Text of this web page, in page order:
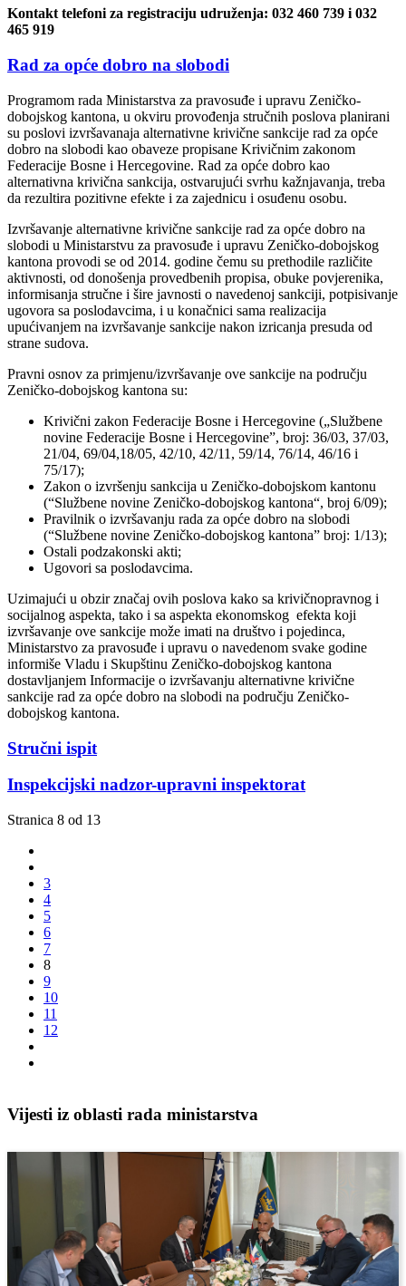
Kontakt telefoni za registraciju udruženja: 032 460 739 i 032
465 919
Rad za opće dobro na slobodi
Programom rada Ministarstva za pravosuđe i upravu Zeničko-
dobojskog kantona, u okviru provođenja stručnih poslova planirani
su poslovi izvršavanaja alternativne krivične sankcije rad za opće
dobro na slobodi kao obaveze propisane Krivičnim zakonom
Federacije Bosne i Hercegovine. Rad za opće dobro kao
alternativna krivična sankcija, ostvarujući svrhu kažnjavanja, treba
da rezultira pozitivne efekte i za zajednicu i osuđenu osobu.
Izvršavanje alternativne krivične sankcije rad za opće dobro na
slobodi u Ministarstvu za pravosuđe i upravu Zeničko-dobojskog
kantona provodi se od 2014. godine čemu su prethodile različite
aktivnosti, od donošenja provedbenih propisa, obuke povjerenika,
informisanja stručne i šire javnosti o navedenoj sankciji, potpisivanje
ugovora sa poslodavcima, i u konačnici sama realizacija
upućivanjem na izvršavanje sankcije nakon izricanja presuda od
strane sudova.
Pravni osnov za primjenu/izvršavanje ove sankcije na području
Zeničko-dobojskog kantona su:
Krivični zakon Federacije Bosne i Hercegovine („Službene
novine Federacije Bosne i Hercegovine”, broj: 36/03, 37/03,
21/04, 69/04,18/05, 42/10, 42/11, 59/14, 76/14, 46/16 i
75/17);
Zakon o izvršenju sankcija u Zeničko-dobojskom kantonu
(“Službene novine Zeničko-dobojskog kantona“, broj 6/09);
Pravilnik o izvršavanju rada za opće dobro na slobodi
(“Službene novine Zeničko-dobojskog kantona” broj: 1/13);
Ostali podzakonski akti;
Ugovori sa poslodavcima.
Uzimajući u obzir značaj ovih poslova kako sa krivičnopravnog i
socijalnog aspekta, tako i sa aspekta ekonomskog efekta koji
izvršavanje ove sankcije može imati na društvo i pojedinca,
Ministarstvo za pravosuđe i upravu o navedenom svake godine
informiše Vladu i Skupštinu Zeničko-dobojskog kantona
dostavljanjem Informacije o izvršavanju alternativne krivične
sankcije rad za opće dobro na slobodi na području Zeničko-
dobojskog kantona.
Stručni ispit
Inspekcijski nadzor-upravni inspektorat
Stranica 8 od 13
3
4
5
6
7
8
9
10
11
12
Vijesti iz oblasti rada ministarstva